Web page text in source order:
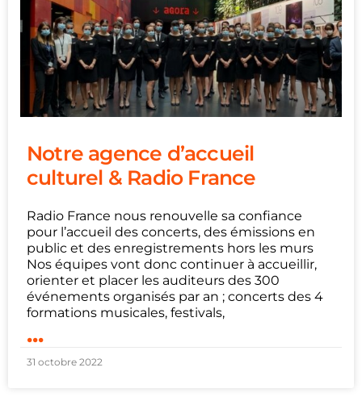
Notre agence d’accueil
culturel & Radio France
Radio France nous renouvelle sa confiance
pour l’accueil des concerts, des émissions en
public et des enregistrements hors les murs
Nos équipes vont donc continuer à accueillir,
orienter et placer les auditeurs des 300
événements organisés par an ; concerts des 4
formations musicales, festivals,
...
31 octobre 2022